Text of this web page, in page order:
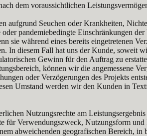
dem voraussichtlichen
aufgrund Seuchen oder Krankheiten,
pandemiebedingte Einschränkungen
sie während eines bereits eingetretenen
In diesem Fall hat uns der Kunde, soweit
Gewinn für den Auftrag zu
können wir die angemessene
oder Verzögerungen des Projekts
Umstand werden wir den Kunden in
Nutzungsrechte am
Verwendungszweck, Nutzungsform
abweichenden geografischen Bereich,